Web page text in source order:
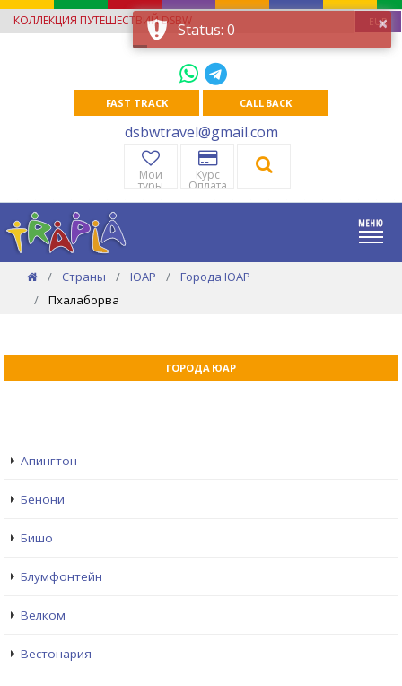
КОЛЛЕКЦИЯ ПУТЕШЕСТВИЙ DSBW EUR
FAST TRACK CALL BACK
dsbwtravel@gmail.com
Мои
туры
Курс
Оплата
Страны ЮАР
Города ЮАР
Пхалаборва
ГОРОДА ЮАР
Апингтон
Бенони
Бишо
Блумфонтейн
Велком
Вестонария
×
Status: 0